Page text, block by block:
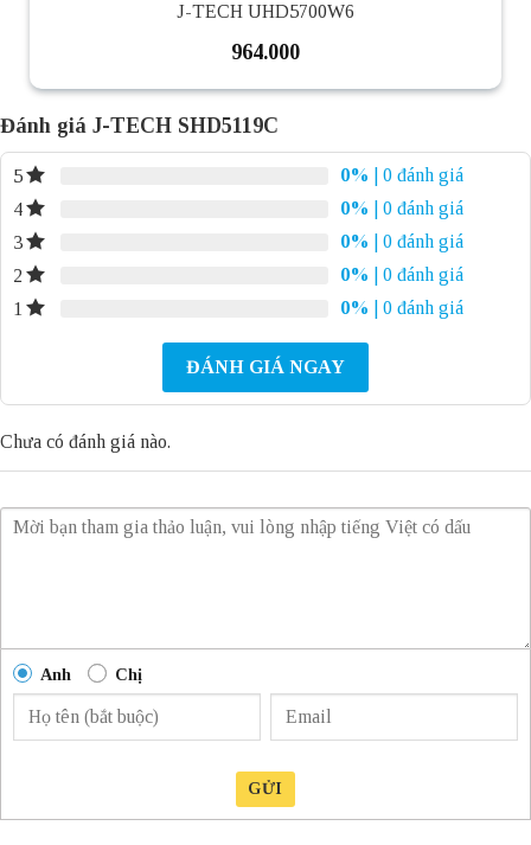
J-TECH UHD5700W6
964.000
Đánh giá J-TECH SHD5119C
5 0%
| 0 đánh giá
4
0%
| 0 đánh giá
3
0%
| 0 đánh giá
2
0%
| 0 đánh giá
1
0% | 0 đánh giá
ĐÁNH GIÁ NGAY
Chưa có đánh giá nào.
Anh Chị
GỬI